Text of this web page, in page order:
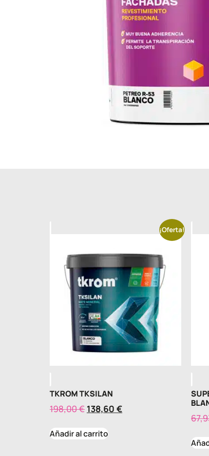
¡Oferta!
TKROM TKSILAN
198,00€ 138,60 €
Añadir al carrito